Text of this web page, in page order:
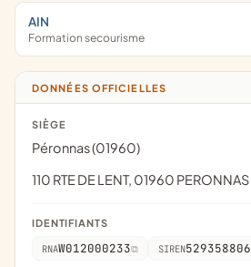
AIN
Formation secourisme
DONNÉES OFFICIELLES
SIÈGE
Péronnas (01960)
110 RTE DE LENT, 01960 PERONNAS
IDENTIFIANTS
RNAW012000233 SIREN529358806